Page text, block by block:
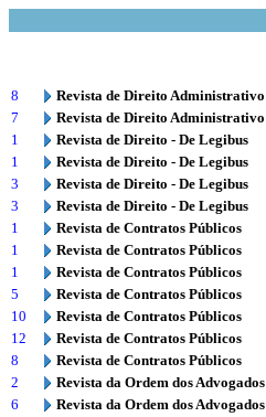
8
Revista de Direito Administrativo
7
Revista de Direito Administrativo
1
Revista de Direito - De Legibus
1
Revista de Direito - De Legibus
3
Revista de Direito - De Legibus
3
Revista de Direito - De Legibus
1
Revista de Contratos Públicos
1
Revista de Contratos Públicos
1
Revista de Contratos Públicos
5
Revista de Contratos Públicos
10
Revista de Contratos Públicos
12
Revista de Contratos Públicos
8
Revista de Contratos Públicos
2
Revista da Ordem dos Advogados
6
Revista da Ordem dos Advogados